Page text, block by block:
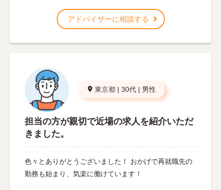
アドバイザーに相談する
東京都 | 30代 | 男性
担当の方が親切で近場の求人を紹介いただ
きました。
色々とありがとうございました！ おかげで再就職先の
勤務も始まり、気楽に働けています！